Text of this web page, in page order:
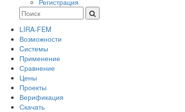
LIRA-FEM
Возможности
Cистемы
Применение
Сравнение
Цены
Проекты
Верификация
Скачать